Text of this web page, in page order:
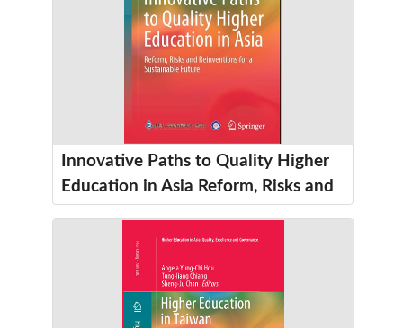
Innovative Paths to Quality Higher
Education in Asia Reform, Risks and